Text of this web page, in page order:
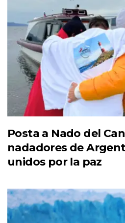
Posta a Nado del
nadadores de
unidos por la paz